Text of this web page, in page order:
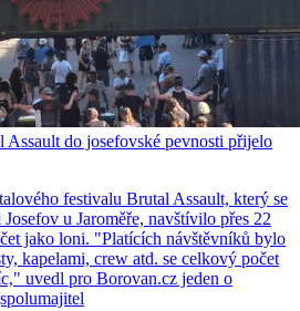
do josefovské pevnosti přijelo
festivalu Brutal Assault, který se
u Jaroměře, navštívilo přes 22
jako loni. "Platících návštěvníků bylo
kapelami, crew atd. se celkový počet
uvedl pro Borovan.cz jeden o